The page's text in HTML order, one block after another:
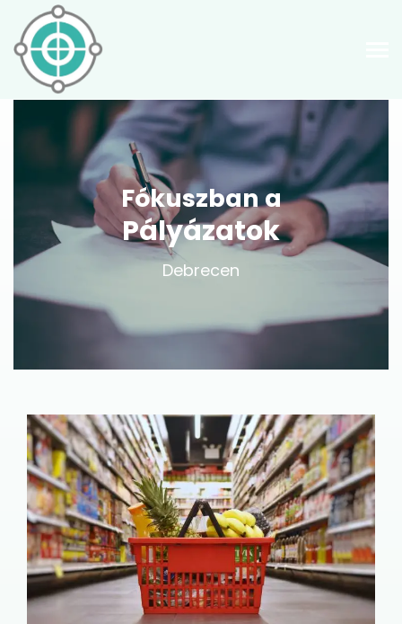
Fókuszban a
Pályázatok
Debrecen